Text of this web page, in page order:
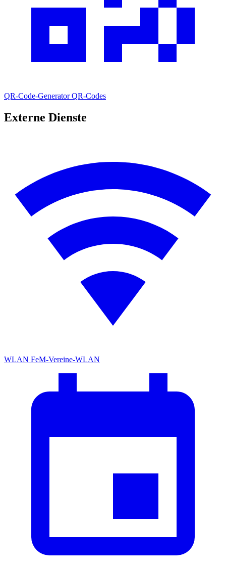
QR-Code-Generator QR-Codes
Externe Dienste
WLAN FeM-Vereine-WLAN